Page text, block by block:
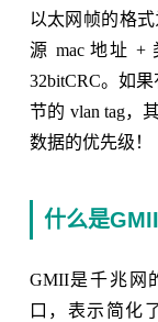
以太网帧的格
源 mac 地址 +
32bitCRC。如
节的 vlan tag，
数据的优先级！
什么是GMII
GMII是千兆网
口，表示简化